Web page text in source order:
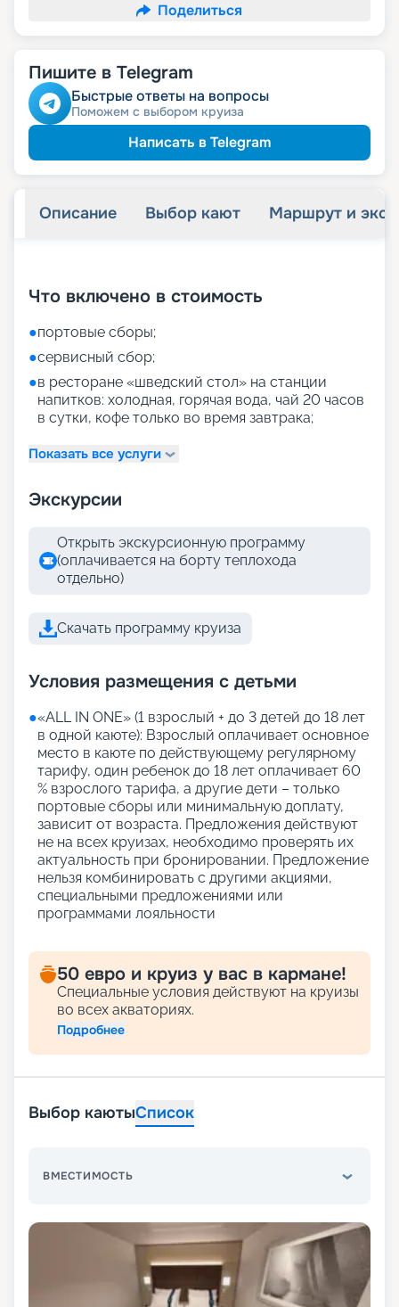
Поделиться
Пишите в Telegram
Быстрые ответы на вопросы
Поможем с выбором круиза
Написать в Telegram
Описание Выбор кают Маршрут и
Что включено в стоимость
●портовые сборы;
●сервисный сбор;
●в ресторане «шведский стол» на станции
напитков: холодная, горячая вода, чай 20 часов
в сутки, кофе только во время завтрака;
Показать все услуги
Экскурсии
Открыть экскурсионную программу
(оплачивается на борту теплохода
отдельно)
Скачать программу круиза
Условия размещения с детьми
●«АLL IN ONE» (1 взрослый + до 3 детей до 18 лет
в одной каюте): Взрослый оплачивает основное
место в каюте по действующему регулярному
тарифу, один ребенок до 18 лет оплачивает 60
% взрослого тарифа, а другие дети – только
портовые сборы или минимальную доплату,
зависит от возраста. Предложения действуют
не на всех круизах, необходимо проверять их
актуальность при бронировании. Предложение
нельзя комбинировать с другими акциями,
специальными предложениями или
программами лояльности
50 евро и круиз у вас в кармане!
Специальные условия действуют на круизы
во всех акваториях.
Подробнее
Выбор каютыСписок
ВМЕСТИМОСТЬ